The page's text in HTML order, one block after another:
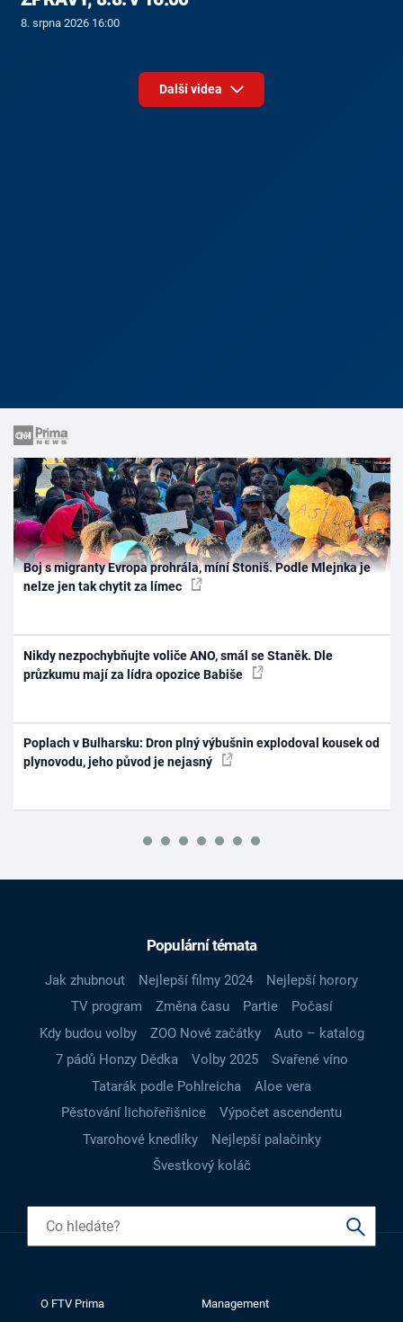
8. srpna 2026 16:00
Další videa
Boj s migranty Evropa prohrála, míní Stoniš. Podle Mlejnka je
nelze jen tak chytit za límec
Nikdy nezpochybňujte voliče ANO, smál se Staněk. Dle
průzkumu mají za lídra opozice Babiše
Poplach v Bulharsku: Dron plný výbušnin explodoval kousek od
plynovodu, jeho původ je nejasný
Populární témata
Jak zhubnout Nejlepší filmy 2024
Nejlepší horory
TV program
Změna času Partie
Počasí
Kdy budou volby
ZOO Nové začátky
Auto – katalog
7 pádů Honzy Dědka
Volby 2025
Svařené víno
Tatarák podle Pohlreicha
Aloe vera
Pěstování lichořeřišnice
Výpočet ascendentu
Tvarohové knedlíky
Nejlepší palačinky
Švestkový koláč
O FTV Prima
Management